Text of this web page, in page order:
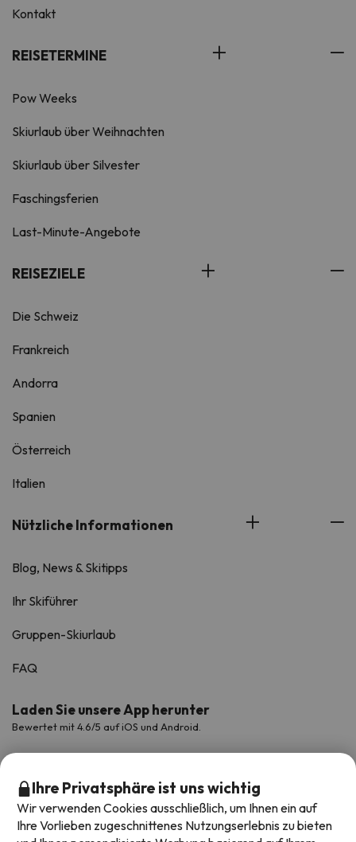
Kontakt
REISETERMINE
Pow Weeks
Skiurlaub über Weihnachten
Skiurlaub über Silvester
Faschingsferien
Last-Minute-Angebote
REISEZIELE
Die Schweiz
Frankreich
Andorra
Spanien
Österreich
Italien
Nützliche Informationen
Blog, News & Skitipps
Ihr Skiführer
Gruppen-Skiurlaub
FAQ
Laden Sie unsere App herunter
Bewertet mit 4.6/5 auf iOS und Android.
Ihre Privatsphäre ist uns wichtig
Wir verwenden Cookies ausschließlich, um Ihnen ein auf
Ihre Vorlieben zugeschnittenes Nutzungserlebnis zu bieten